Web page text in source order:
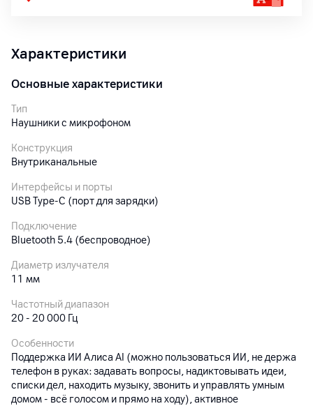
Характеристики
Основные характеристики
Тип
Наушники с микрофоном
Конструкция
Внутриканальные
Интерфейсы и порты
USB Type-C (порт для зарядки)
Подключение
Bluetooth 5.4 (беспроводное)
Диаметр излучателя
11 мм
Частотный диапазон
20 - 20 000 Гц
Особенности
Поддержка ИИ Алиса AI (можно пользоваться ИИ, не держа
телефон в руках: задавать вопросы, надиктовывать идеи,
списки дел, находить музыку, звонить и управлять умным
домом - всё голосом и прямо на ходу), активное